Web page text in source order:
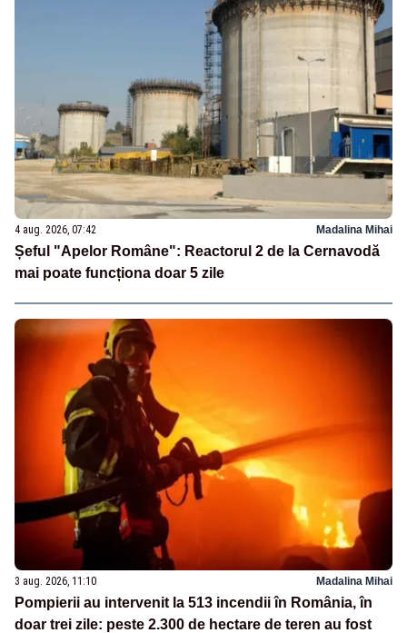
4 aug. 2026, 07:42 Madalina Mihai
Șeful "Apelor Române": Reactorul 2 de la Cernavodă
mai poate funcționa doar 5 zile
3 aug. 2026, 11:10 Madalina Mihai
Pompierii au intervenit la 513 incendii în România, în
doar trei zile: peste 2.300 de hectare de teren au fost